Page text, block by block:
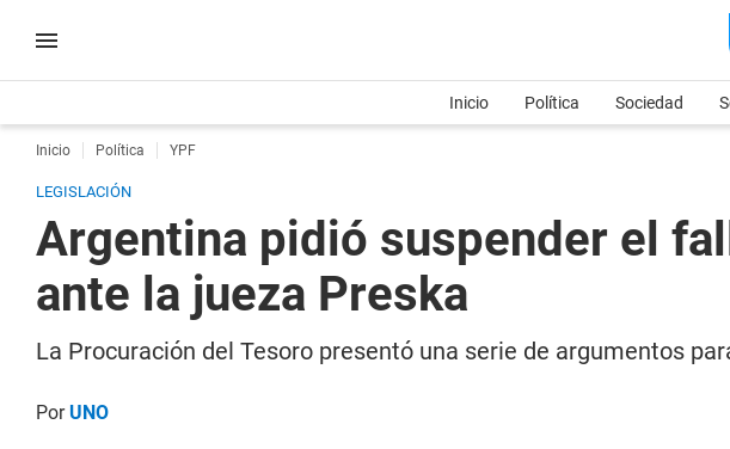
Inicio Política Sociedad
Inicio Política YPF
LEGISLACIÓN
Argentina pidió suspender el
ante la jueza Preska
La Procuración del Tesoro presentó una serie de argumentos
PorUNO